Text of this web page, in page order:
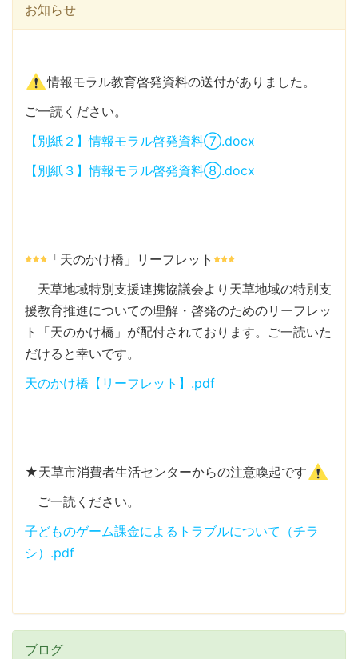
お知らせ
情報モラル教育啓発資料の送付がありました。
ご一読ください。
【別紙２】情報モラル啓発資料⑦.docx
【別紙３】情報モラル啓発資料⑧.docx
「天のかけ橋」リーフレット
天草地域特別支援連携協議会より天草地域の特別支
援教育推進についての理解・啓発のためのリーフレッ
ト「天のかけ橋」が配付されております。ご一読いた
だけると幸いです。
天のかけ橋【リーフレット】.pdf
★天草市消費者生活センターからの注意喚起です
ご一読ください。
子どものゲーム課金によるトラブルについて（チラ
シ）.pdf
ブログ